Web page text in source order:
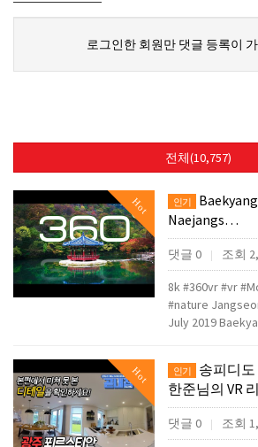
로그인한 회원만 댓글 등록이
전체(10,757)
Hot 인기
Naejangs…
댓글 0 조회
8k #360vr #vr
#nature
July 2019
Hot 인기
송피디
한준님의 VR
댓글 0 조회